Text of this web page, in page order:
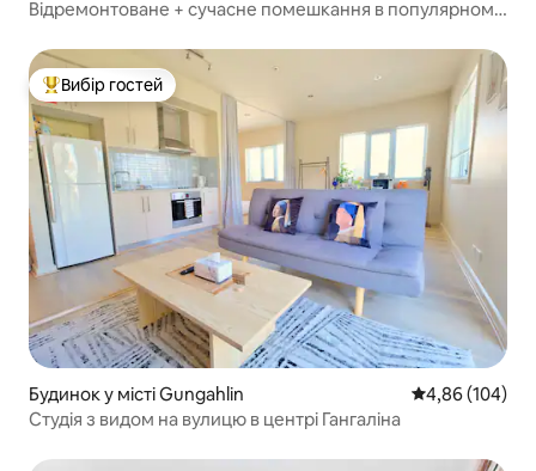
Відремонтоване + сучасне помешкання в популярному
Топ вибір гостей
Вибір гостей
Будинок у місті Gungahlin Середня
4,86 (104)
Студія з видом на вулицю в центрі Гангаліна